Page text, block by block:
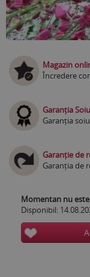
Magazin
Încredere
Garanția
Garanția
Garanție de
Garanția de
Momentan nu
Disponibil: